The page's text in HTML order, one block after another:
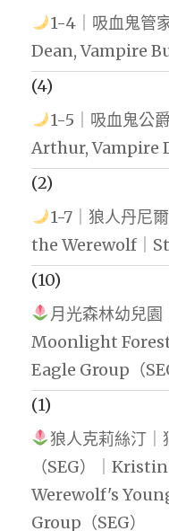
1-4｜吸血鬼管
Dean, Vampire
(4)
1-5｜吸血鬼公
Arthur, Vampire
(2)
1-7｜狼人丹尼
the Werewolf｜
(10)
月光森林幼兒園
Moonlight
Eagle Group（
(1)
狼人克莉絲汀｜
（SEG）｜
Werewolf's
Group（SEG）